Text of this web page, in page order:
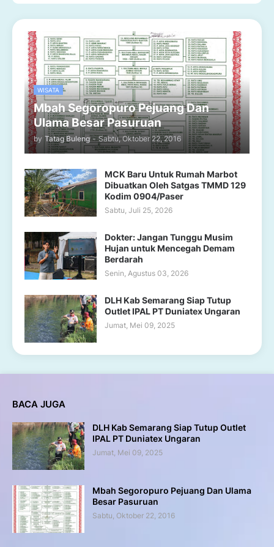
WISATA
Mbah Segoropuro Pejuang Dan
Ulama Besar Pasuruan
by Tatag Buleng - Sabtu, Oktober 22, 2016
MCK Baru Untuk Rumah Marbot
Dibuatkan Oleh Satgas TMMD 129
Kodim 0904/Paser
Sabtu, Juli 25, 2026
Dokter: Jangan Tunggu Musim
Hujan untuk Mencegah Demam
Berdarah
Senin, Agustus 03, 2026
DLH Kab Semarang Siap Tutup
Outlet IPAL PT Duniatex Ungaran
Jumat, Mei 09, 2025
BACA JUGA
DLH Kab Semarang Siap Tutup Outlet
IPAL PT Duniatex Ungaran
Jumat, Mei 09, 2025
Mbah Segoropuro Pejuang Dan Ulama
Besar Pasuruan
Sabtu, Oktober 22, 2016